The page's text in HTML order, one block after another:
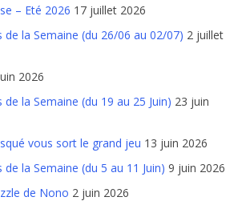
– Eté 2026 17 juillet 2026
la Semaine (du 26/06 au 02/07) 2 juillet
2026
la Semaine (du 19 au 25 Juin) 23 juin
vous sort le grand jeu 13 juin 2026
la Semaine (du 5 au 11 Juin) 9 juin 2026
de Nono 2 juin 2026